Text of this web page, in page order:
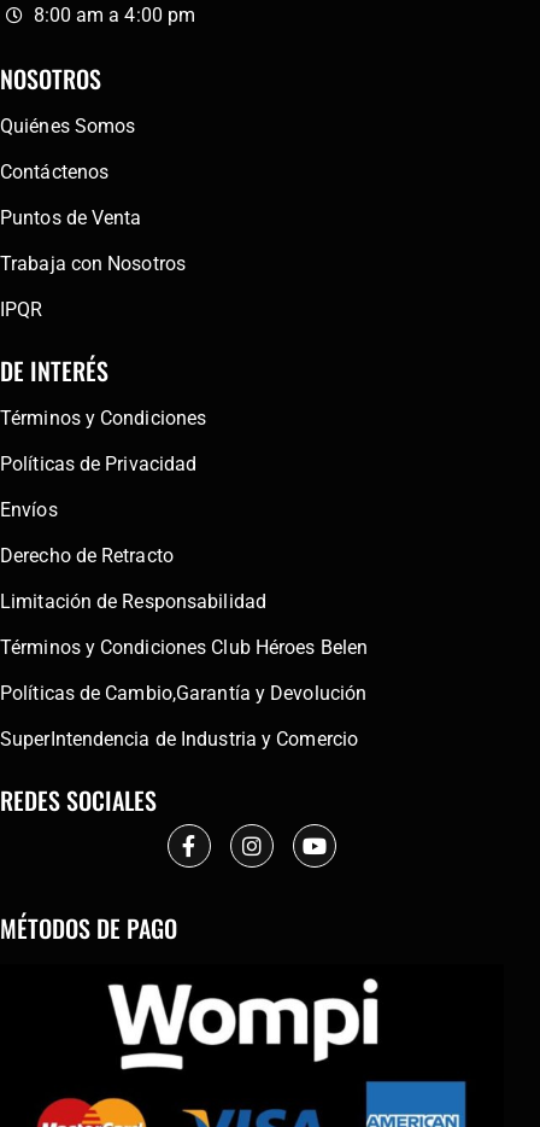
8:00 am a 4:00 pm
NOSOTROS
Quiénes Somos
Contáctenos
Puntos de Venta
Trabaja con Nosotros
IPQR
DE INTERÉS
Términos y Condiciones
Políticas de Privacidad
Envíos
Derecho de Retracto
Limitación de Responsabilidad
Términos y Condiciones Club Héroes Belen
Políticas de Cambio,Garantía y Devolución
SuperIntendencia de Industria y Comercio
REDES SOCIALES
MÉTODOS DE PAGO